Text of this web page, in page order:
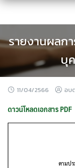
Skip
รายงานผลก
บุ
11/04/2566 อบ
ดาวน์โหลดเอกสาร PDF